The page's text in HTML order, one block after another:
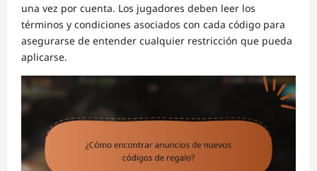
una vez por cuenta. Los jugadores deben leer los
términos y condiciones asociados con cada código para
asegurarse de entender cualquier restricción que pueda
aplicarse.